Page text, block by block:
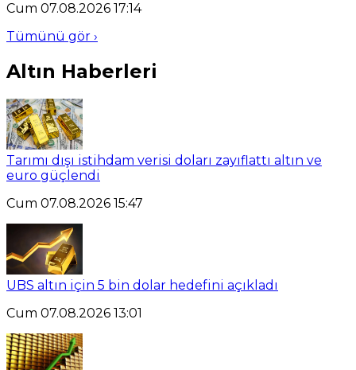
Cum 07.08.2026 17:14
Tümünü gör ›
Altın Haberleri
Tarımı dışı istihdam verisi doları zayıflattı altın ve
euro güçlendi
Cum 07.08.2026 15:47
UBS altın için 5 bin dolar hedefini açıkladı
Cum 07.08.2026 13:01